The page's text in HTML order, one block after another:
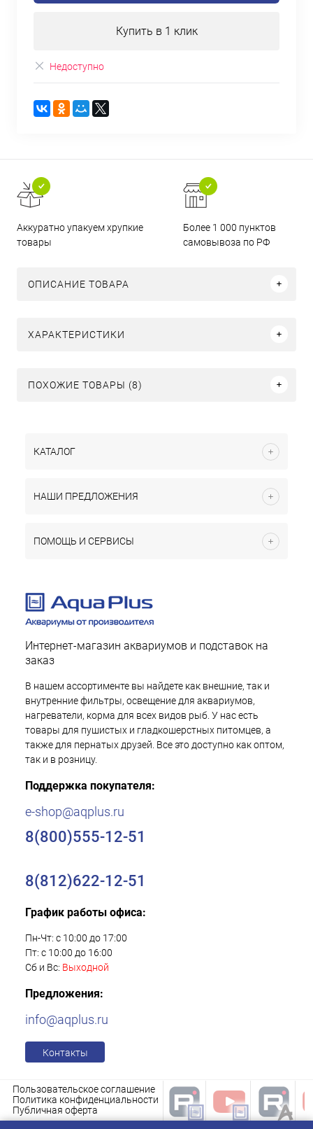
Купить в 1 клик
Недоступно
Аккуратно упакуем хрупкие
товары
Более 1 000 пунктов
самовывоза по РФ
ОПИСАНИЕ ТОВАРА
ХАРАКТЕРИСТИКИ
ПОХОЖИЕ ТОВАРЫ (8)
КАТАЛОГ
НАШИ ПРЕДЛОЖЕНИЯ
ПОМОЩЬ И СЕРВИСЫ
Интернет-магазин аквариумов и подставок на
заказ
В нашем ассортименте вы найдете как внешние, так и
внутренние фильтры, освещение для аквариумов,
нагреватели, корма для всех видов рыб. У нас есть
товары для пушистых и гладкошерстных питомцев, а
также для пернатых друзей. Все это доступно как оптом,
так и в розницу.
Поддержка покупателя:
e-shop@aqplus.ru
8(800)555-12-51
8(812)622-12-51
График работы офиса:
Пн-Чт: с 10:00 до 17:00
Пт: с 10:00 до 16:00
Сб и Вс: Выходной
Предложения:
info@aqplus.ru
Контакты
Пользовательское соглашение
Политика конфиденциальности
Публичная оферта